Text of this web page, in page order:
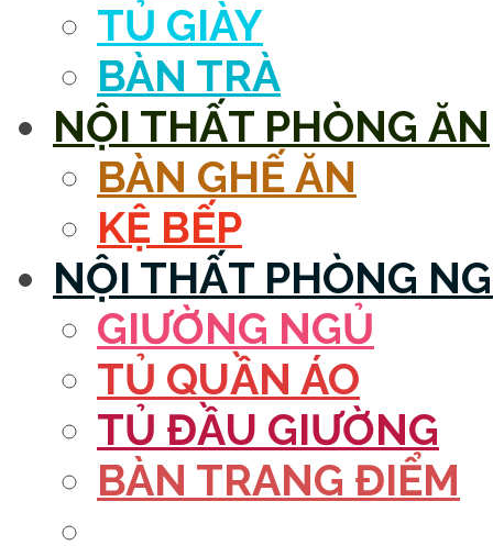
TỦ GIÀY
BÀN TRÀ
NỘI THẤT PHÒNG ĂN
BÀN GHẾ ĂN
KỆ BẾP
NỘI THẤT PHÒNG
GIƯỜNG NGỦ
TỦ QUẦN ÁO
TỦ ĐẦU GIƯỜNG
BÀN TRANG ĐIỂM